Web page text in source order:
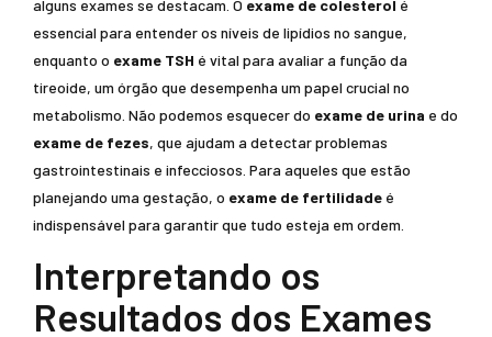
alguns exames se destacam. O exame de colesterol é
essencial para entender os níveis de lipídios no sangue,
enquanto o exame TSH é vital para avaliar a função da
tireoide, um órgão que desempenha um papel crucial no
metabolismo. Não podemos esquecer do exame de urina e do
exame de fezes, que ajudam a detectar problemas
gastrointestinais e infecciosos. Para aqueles que estão
planejando uma gestação, o exame de fertilidade é
indispensável para garantir que tudo esteja em ordem.
Interpretando os
Resultados dos Exames